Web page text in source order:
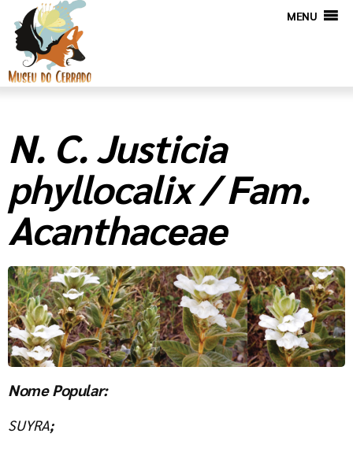
MENU
N. C. Justicia
phyllocalix / Fam.
Acanthaceae
Nome Popular:
SUYRA;